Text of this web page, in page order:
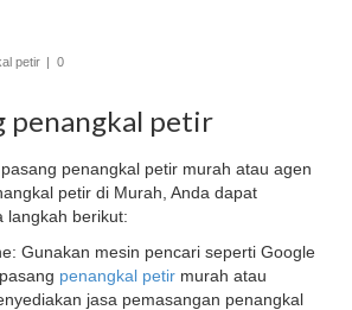
petir | 0
penangkal petir
penangkal petir murah atau agen
petir di Murah, Anda dapat
langkah berikut:
Gunakan mesin pencari seperti Google
penangkal petir murah atau
jasa pemasangan penangkal